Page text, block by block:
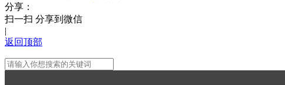
分享：
扫一扫 分享到微信
|
返回顶部